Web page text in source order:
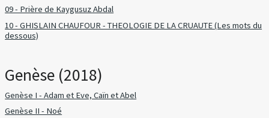
09 - Prière de Kaygusuz Abdal
10 - GHISLAIN CHAUFOUR - THEOLOGIE DE LA CRUAUTE (Les mots du
dessous)
Genèse (2018)
Genèse I - Adam et Eve, Caïn et Abel
Genèse II - Noé